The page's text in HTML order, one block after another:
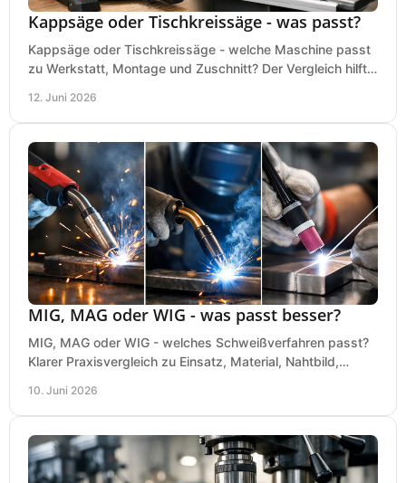
Kappsäge oder Tischkreissäge - was passt?
Kappsäge oder Tischkreissäge - welche Maschine passt
zu Werkstatt, Montage und Zuschnitt? Der Vergleich hilft
12. Juni 2026
MIG, MAG oder WIG - was passt besser?
MIG, MAG oder WIG - welches Schweißverfahren passt?
Klarer Praxisvergleich zu Einsatz, Material, Nahtbild,
10. Juni 2026